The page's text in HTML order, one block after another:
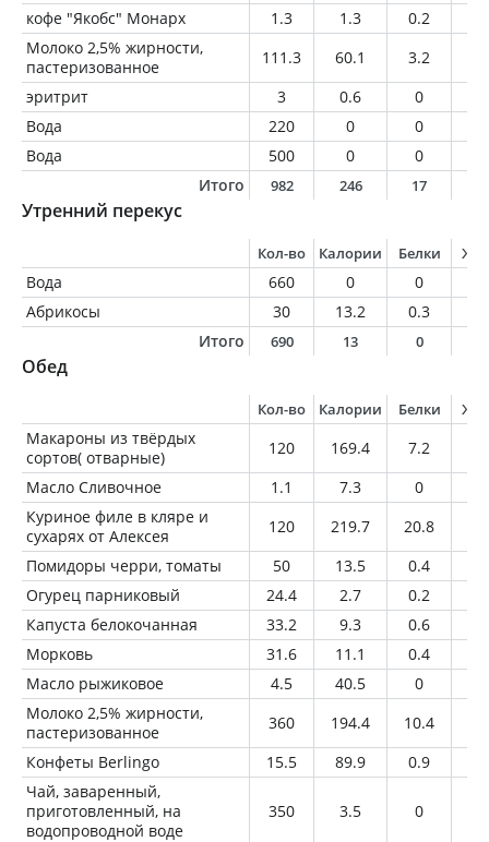
кофе "Якобс" Монарх
1.3 1.3 0.2
Молоко 2,5% жирности,
пастеризованное
111.3 60.1 3.2
эритрит
3 0.6 0
Вода
220 0 0
Вода
500 0 0
Итого
982 246 17
Утренний перекус
Кол-во Калории Белки
Вода 660 0 0
Абрикосы
30 13.2 0.3
Итого
690 13 0
Обед
Кол-во Калории Белки
Макароны из твёрдых
сортов( отварные)
120 169.4 7.2
Масло Сливочное
1.1 7.3 0
Куриное филе в кляре и
сухарях от Алексея
120 219.7 20.8
Помидоры черри, томаты
50 13.5 0.4
Огурец парниковый
24.4 2.7 0.2
Капуста белокочанная
33.2 9.3 0.6
Морковь
31.6 11.1 0.4
Масло рыжиковое
4.5 40.5 0
Молоко 2,5% жирности,
пастеризованное
360 194.4 10.4
Конфеты Berlingo
15.5 89.9 0.9
Чай, заваренный,
приготовленный, на
водопроводной воде
350 3.5 0